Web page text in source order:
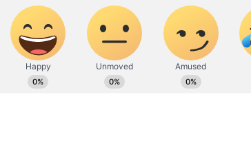
ద్వారానే జరుగుతున్నాయి.
అందుకే ఇది దేశంలోనే అత్యంత విలువైన ఫైనాన్షియల్
షా క్రెడ్ కంపెనీ రోజువారీ బాధ్యతల నుండి
హెడ్‌క్వార్టర్స్‌కు షిఫ్ట్ అవుతారు. అక్కడ నుండి